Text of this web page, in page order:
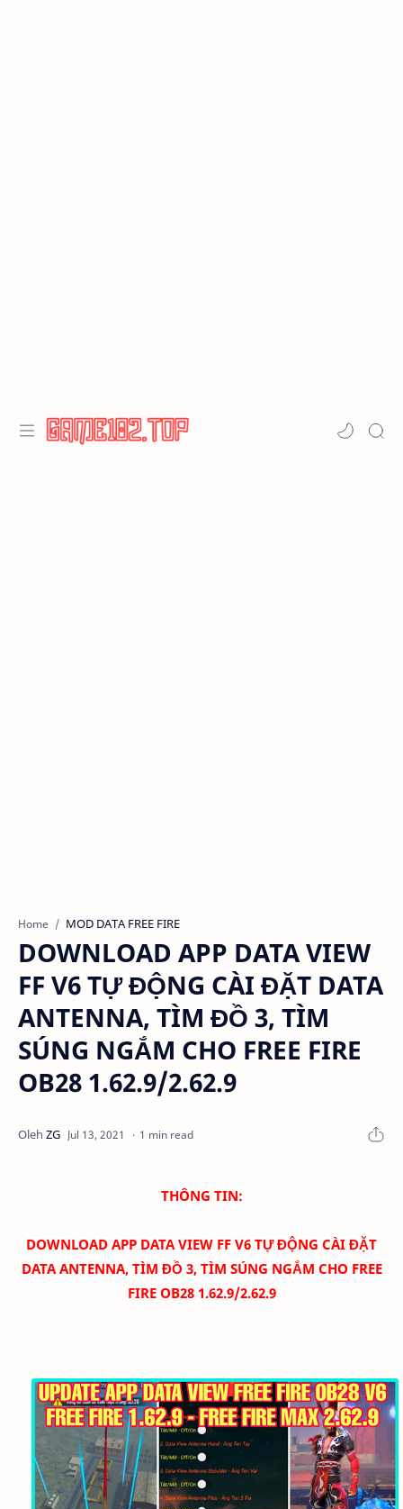
Home MOD DATA FREE FIRE
DOWNLOAD APP DATA VIEW
FF V6 TỰ ĐỘNG CÀI ĐẶT DATA
ANTENNA, TÌM ĐỒ 3, TÌM
SÚNG NGẮM CHO FREE FIRE
OB28 1.62.9/2.62.9
1 min read
THÔNG TIN:
DOWNLOAD APP DATA VIEW FF V6 TỰ ĐỘNG CÀI ĐẶT
DATA ANTENNA, TÌM ĐỒ 3, TÌM SÚNG NGẮM CHO FREE
FIRE OB28 1.62.9/2.62.9